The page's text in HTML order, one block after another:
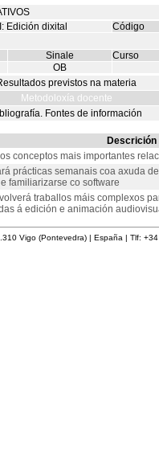
Edición dixital Código
Sinale Curso
OB
previstos na materia
Metodoloxía docente
Fontes de información
Descrición
conceptos mais importantes
prácticas semanais coa axuda
familiarizarse co software
traballos máis complexos
á edición e animación
Vigo (Pontevedra) | España | Tlf: +34